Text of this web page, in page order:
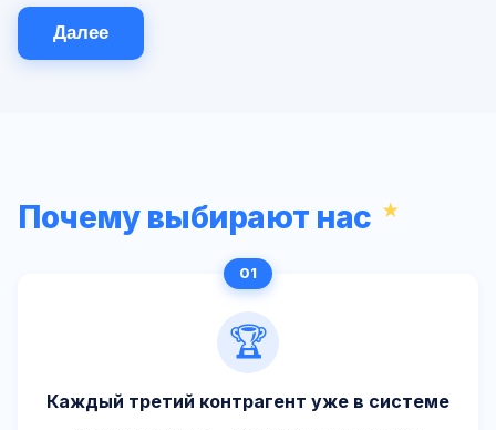
Далее
Почему выбирают нас
🏆
Каждый третий контрагент уже в системе